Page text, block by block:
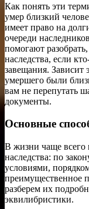
Как понять эти
умер близкий
имеет право на
очереди
помогают
наследства, если
завещания. Зависит
умершего были
вам не перепутать
документы.
Основные
В жизни чаще всего
наследства: по
условиями,
преимущественное
разберем их
эквилибристики.